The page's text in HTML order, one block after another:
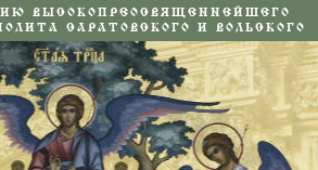
ВЫСОКОПРЕОСВЯЩЕННЕЙШЕГО
САРАТОВСКОГО И ВОЛЬСКОГО